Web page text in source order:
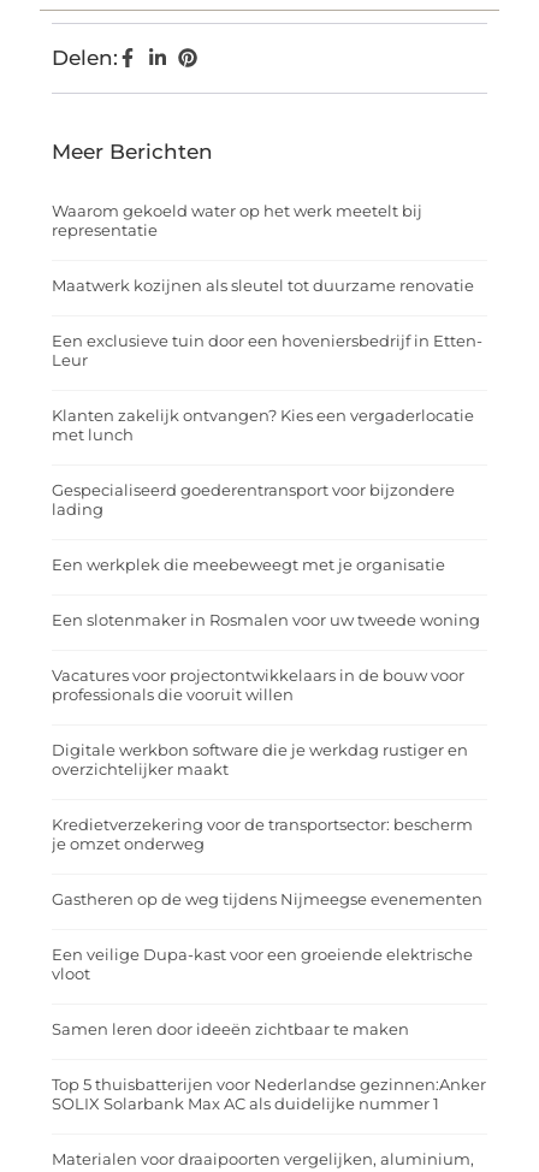
Delen:
Meer Berichten
Waarom gekoeld water op het werk meetelt bij
representatie
Maatwerk kozijnen als sleutel tot duurzame renovatie
Een exclusieve tuin door een hoveniersbedrijf in Etten-
Leur
Klanten zakelijk ontvangen? Kies een vergaderlocatie
met lunch
Gespecialiseerd goederentransport voor bijzondere
lading
Een werkplek die meebeweegt met je organisatie
Een slotenmaker in Rosmalen voor uw tweede woning
Vacatures voor projectontwikkelaars in de bouw voor
professionals die vooruit willen
Digitale werkbon software die je werkdag rustiger en
overzichtelijker maakt
Kredietverzekering voor de transportsector: bescherm
je omzet onderweg
Gastheren op de weg tijdens Nijmeegse evenementen
Een veilige Dupa-kast voor een groeiende elektrische
vloot
Samen leren door ideeën zichtbaar te maken
Top 5 thuisbatterijen voor Nederlandse gezinnen:Anker
SOLIX Solarbank Max AC als duidelijke nummer 1
Materialen voor draaipoorten vergelijken, aluminium,